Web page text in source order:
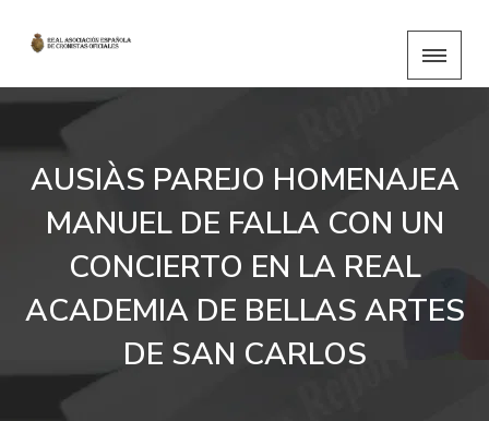
AUSIÀS PAREJO HOMENAJEA
MANUEL DE FALLA CON UN
CONCIERTO EN LA REAL
ACADEMIA DE BELLAS ARTES
DE SAN CARLOS